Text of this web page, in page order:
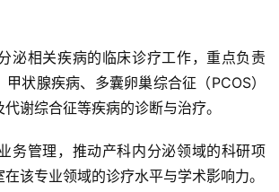
泌相关疾病的临床诊疗工作，重点负责
状腺疾病、多囊卵巢综合征（PCOS）
谢综合征等疾病的诊断与治疗。
务管理，推动产科内分泌领域的科研项
该专业领域的诊疗水平与学术影响力。